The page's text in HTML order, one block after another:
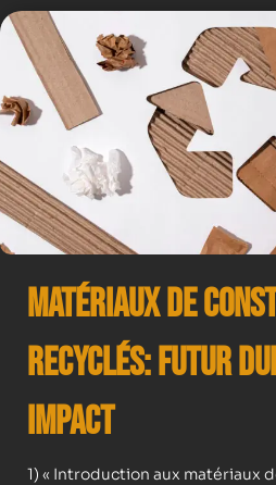
Matériaux de
Recyclés: Futur
Impact
1) « Introduction aux matériaux